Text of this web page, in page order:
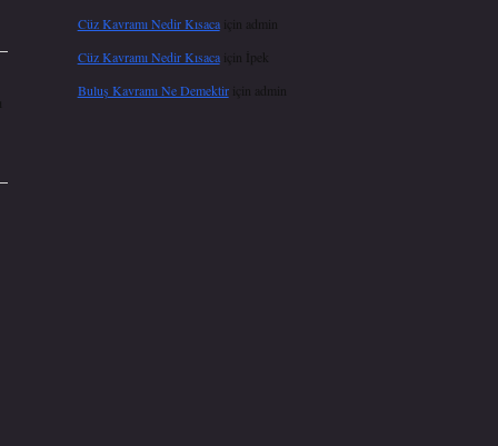
Cüz Kavramı Nedir Kısacaiçin
admin
Cüz Kavramı Nedir Kısacaiçin İpek
Buluş Kavramı Ne Demektiriçin admin